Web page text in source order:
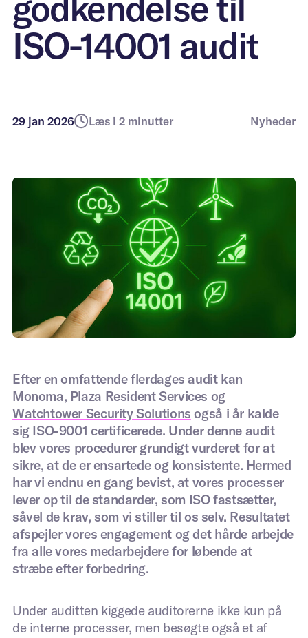
transformation
Boligforeninger
Midlertidig bolig til
ISO-14001 audit
29 jan 2026 Læs i 2 minutter Nyheder
Efter en omfattende fler­dages audit kan
Monoma, Plaza Resident Services og
Watchtower Security Solutions også i år kalde
sig ISO-9001 certificerede. Under denne audit
blev vores procedurer grundigt vurderet for at
sikre, at de er ensartede og konsistente. Hermed
har vi endnu en gang bevist, at vores processer
lever op til de standarder, som ISO fastsætter,
såvel de krav, som vi stiller til os selv. Resultatet
afspejler vores engagement og det hårde arbejde
fra alle vores medarbejdere for løbende at
stræbe efter forbedring.
Under auditten kiggede auditorerne ikke kun på
de interne processer, men besøgte også et af
Hvert bygning er forskellig.
Derfor ser vi sammen med dig på din specifikke
situation, udfordringerne og mulige løsninger. Du får
en klar plan og én kontaktperson.
Fulde navn *
Din e-mailadresse *
Firmanavn *